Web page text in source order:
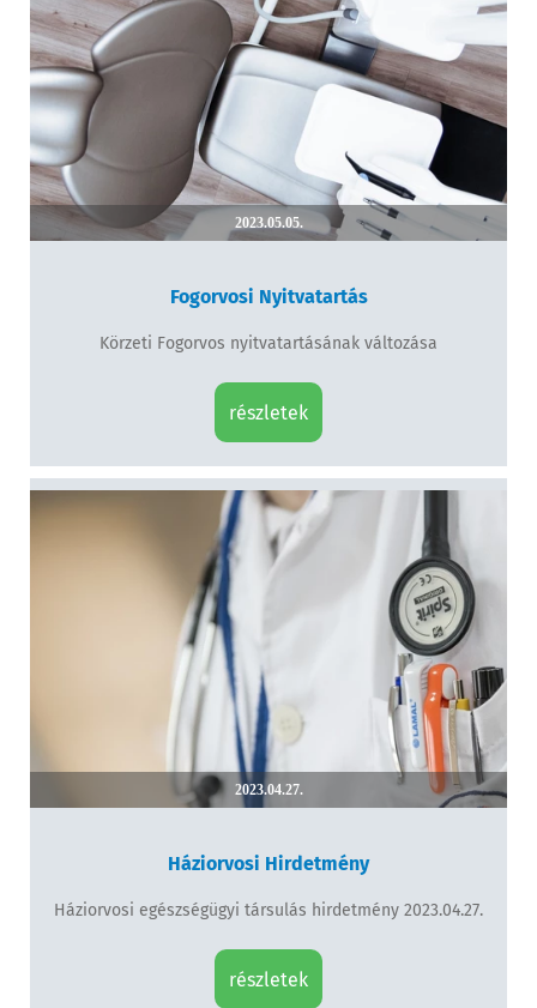
2023.05.05.
Fogorvosi Nyitvatartás
Körzeti Fogorvos nyitvatartásának változása
részletek
2023.04.27.
Háziorvosi Hirdetmény
Háziorvosi egészségügyi társulás hirdetmény 2023.04.27.
részletek